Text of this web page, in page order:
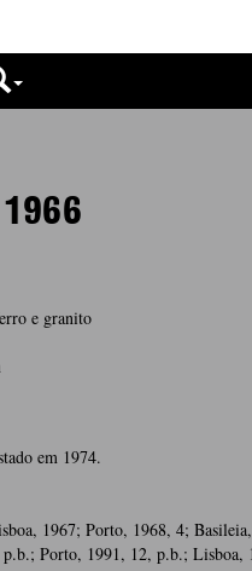
e granito
em 1974.
1967; Porto, 1968, 4;
Porto, 1991, 12, p.b.; Lisboa,